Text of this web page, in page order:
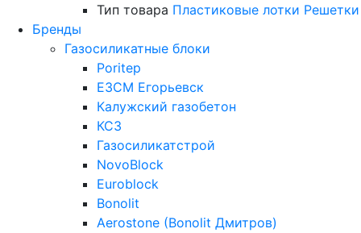
Тип товара Пластиковые лотки Решетки
Бренды
Газосиликатные блоки
Poritep
ЕЗСМ Егорьевск
Калужский газобетон
КСЗ
Газосиликатстрой
NovoBlock
Euroblock
Bonolit
Aerostone (Bonolit Дмитров)